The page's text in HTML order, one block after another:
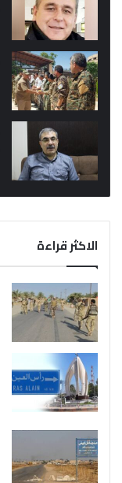
الاكثر قراءة